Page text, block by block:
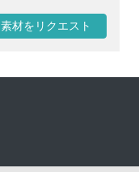
素材をリクエスト